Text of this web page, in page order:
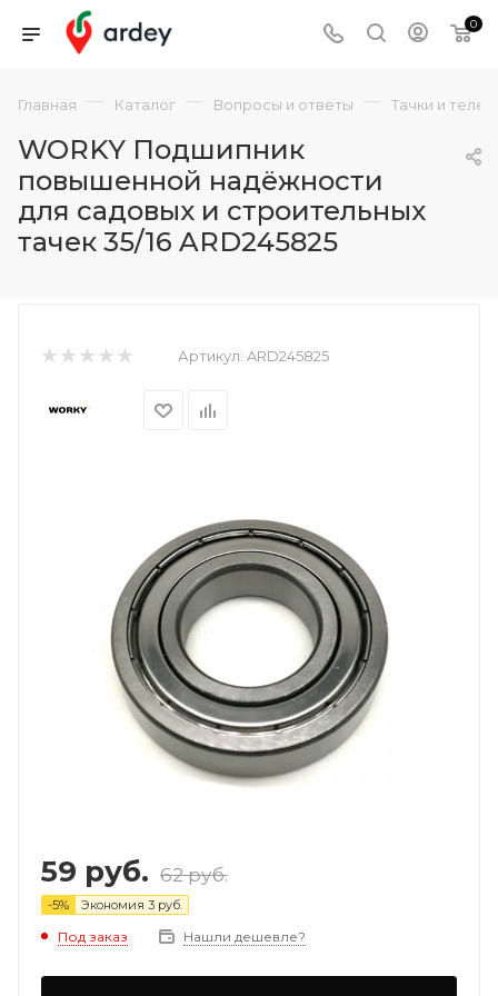
0
Главная — Каталог — Вопросы и ответы — Тачки и
WORKY Подшипник
повышенной надёжности
для садовых и строительных
тачек 35/16 ARD245825
Артикул: ARD245825
59 руб. 62руб.
-5% Экономия 3 руб.
Под заказ Нашли дешевле?